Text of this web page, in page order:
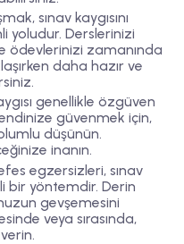
sınav kaygısını
yoludur. Derslerinizi
ödevlerinizi zamanında
daha hazır ve
genellikle özgüven
güvenmek için,
olumlu düşünün.
inanın.
egzersizleri, sınav
bir yöntemdir. Derin
gevşemesini
veya sırasında,